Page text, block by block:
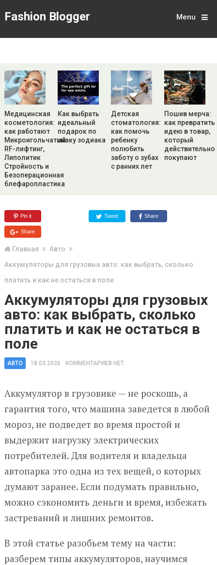
Fashion Blogger Menu
Медицинская
косметология:
как работают
Микроигольчатый
RF-лифтинг,
Липолитик
Стройность и
Безоперационная
блефаропластика
Как выбрать
идеальный
подарок по
знаку зодиака
Детская
стоматология:
как помочь
ребенку
полюбить
заботу о зубах
с ранних лет
Пошив мерча:
как превратить
идею в товар,
который
действительно
покупают
Pin it Tweet Share
Share
Главная
Авто
Аккумуляторы для грузовых авто: как выбрать, сколько
платить и как не остаться в поле
Аккумуляторы для грузовых
авто: как выбрать, сколько
платить и как не остаться в
поле
АВТО 18.03.2026 КОММЕНТАРИЕВ НЕТ
Аккумулятор в грузовике — не роскошь, а
гарантия того, что машина заведется в любой
мороз, не подведет во время простой и
выдержит нагрузку электрических
потребителей. Для водителя и владельца
автопарка это одна из тех вещей, о которых
думают заранее. Если подумать правильно,
можно сэкономить деньги и время, избежать
застреваний и лишних ремонтов.
В этой статье разобьем тему на части:
разберем типы аккумуляторов, научимся